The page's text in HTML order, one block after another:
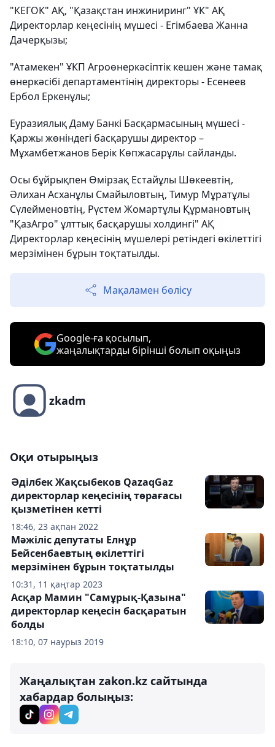
"КЕГОК" АҚ, "Қазақстан инжиниринг" ҰК" АҚ
Директорлар кеңесінің мүшесі - Егімбаева Жанна
Дачерқызы;
"Атамекен" ҰКП Агроөнеркәсіптік кешен және тамақ
өнеркәсібі департаментінің директоры - Есенеев
Ербол Еркенұлы;
Еуразиялық Даму Банкі Басқармасының мүшесі -
Қаржы жөніндегі басқарушы директор –
Мұхамбетжанов Берік Көпжасарұлы сайланды.
Осы бұйрықпен Өмірзақ Естайұлы Шөкеевтің,
Әлихан Асханұлы Смайыловтың, Тимур Мұратұлы
Сүлейменовтің, Рүстем Жомартұлы Құрмановтың
"ҚазАгро" ұлттық басқарушы холдингі" АҚ
Директорлар кеңесінің мүшелері ретіндегі өкілеттігі
мерзімінен бұрын тоқтатылды.
Мақаламен бөлісу
Google-ға қосылып,
жаңалықтарды бірінші болып оқыңыз
zkadm
Оқи отырыңыз
18:46, 23 ақпан 2022
Әділбек Жақсыбеков QazaqGaz
директорлар кеңесінің төрағасы
қызметінен кетті
10:31, 11 қаңтар 2023
Мәжіліс депутаты Елнұр
Бейсенбаевтың өкілеттігі
мерзімінен бұрын тоқтатылды
18:10, 07 наурыз 2019
Асқар Мамин "Самұрық-Қазына"
директорлар кеңесін басқаратын
болды
Жаңалықтан zakon.kz сайтында
хабардар болыңыз: